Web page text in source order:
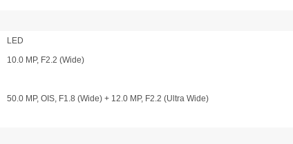
LED
10.0 MP, F2.2 (Wide)
50.0 MP, OIS, F1.8 (Wide) + 12.0 MP, F2.2 (Ultra Wide)